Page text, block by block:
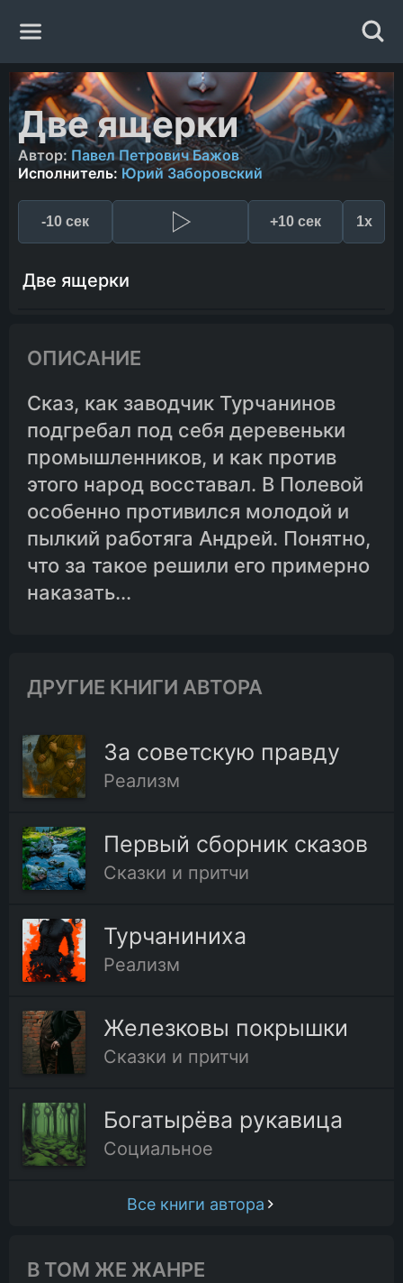
Главная
Жанры
Авторы
Исполнители
Две ящерки
Автор: Павел Петрович Бажов
Исполнитель: Юрий Заборовский
-10 сек +10 сек 1x
Две ящерки
ОПИСАНИЕ
Сказ, как заводчик Турчанинов
подгребал под себя деревеньки
промышленников, и как против
этого народ восставал. В Полевой
особенно противился молодой и
пылкий работяга Андрей. Понятно,
что за такое решили его примерно
наказать...
ДРУГИЕ КНИГИ АВТОРА
За советскую правду
Реализм
Первый сборник сказов
Сказки и притчи
Турчаниниха
Реализм
Железковы покрышки
Сказки и притчи
Богатырёва рукавица
Социальное
Все книги автора
В ТОМ ЖЕ ЖАНРЕ